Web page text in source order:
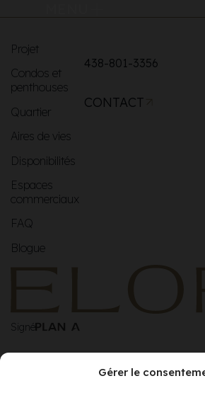
Gérer le
Projet
Condos et
penthouses
Quartier
Aires de vies
Disponibilités
Espaces
commerciaux
FAQ
Blogue
438-801-3356
CONTACT
Signé